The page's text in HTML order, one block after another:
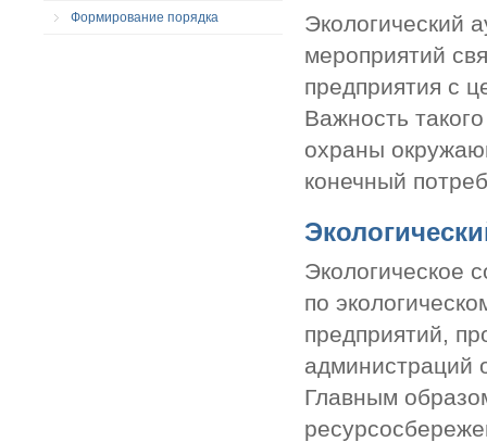
Формирование порядка
Экологический
мероприятий
предприятия с
Важность
охраны
конечный
Экологическое
по
предприятий,
администраций
Главным